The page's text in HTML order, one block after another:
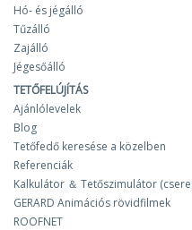
Hó- és jégálló
Tűzálló
Zajálló
Jégesőálló
TETŐFELÚJÍTÁS
Ajánlólevelek
Blog
Tetőfedő keresése a közelben
Referenciák
Kalkulátor ＆ Tetőszimulátor
GERARD Animációs rövidfilmek
ROOFNET